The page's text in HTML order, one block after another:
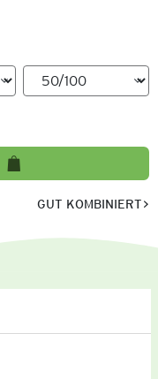
GUT KOMBINIERT